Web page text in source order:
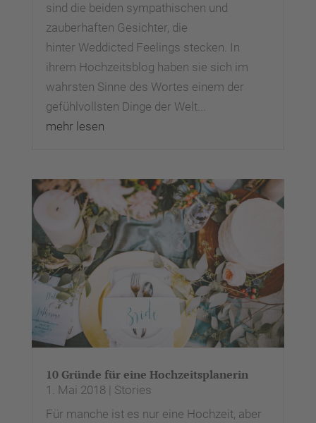
sind die beiden sympathischen und
zauberhaften Gesichter, die
hinter Weddicted Feelings stecken. In
ihrem Hochzeitsblog haben sie sich im
wahrsten Sinne des Wortes einem der
gefühlvollsten Dinge der Welt...
mehr lesen
10 Gründe für eine Hochzeitsplanerin
1. Mai 2018| Stories
Für manche ist es nur eine Hochzeit, aber